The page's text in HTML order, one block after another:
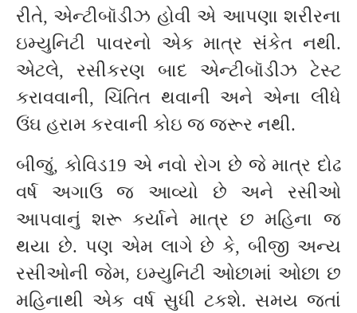
રીતે, એન્ટીબૉડીઝ હોવી એ આપણા શરીરના
ઇમ્યુનિટી પાવરનો એક માત્ર સંકેત નથી.
એટલે, રસીકરણ બાદ એન્ટીબૉડીઝ ટેસ્ટ
કરાવવાની, ચિંતિત થવાની અને એના લીધે
ઉંઘ હરામ કરવાની કોઇ જ જરૂર નથી.
બીજું, કોવિડ19 એ નવો રોગ છે જે માત્ર દોઢ
વર્ષ અગાઉ જ આવ્યો છે અને રસીઓ
આપવાનું શરૂ કર્યાને માત્ર છ મહિના જ
થયા છે. પણ એમ લાગે છે કે, બીજી અન્ય
રસીઓની જેમ, ઇમ્યુનિટી ઓછામાં ઓછા છ
મહિનાથી એક વર્ષ સુધી ટકશે. સમય જતાં